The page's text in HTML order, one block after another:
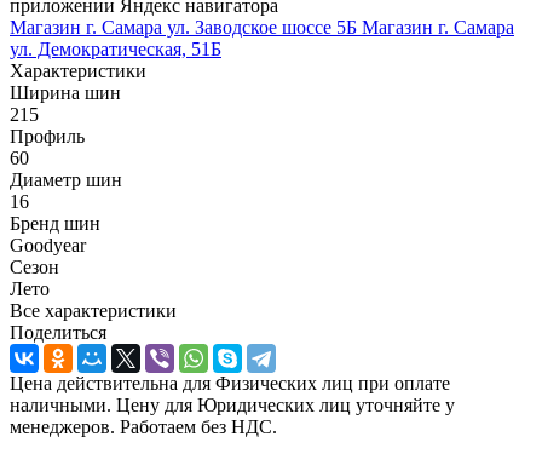
приложении Яндекс навигатора
Магазин г. Самара ул. Заводское шоссе 5Б Магазин г. Самара
ул. Демократическая, 51Б
Характеристики
Ширина шин
215
Профиль
60
Диаметр шин
16
Бренд шин
Goodyear
Сезон
Лето
Все характеристики
Поделиться
Цена действительна для Физических лиц при оплате
наличными. Цену для Юридических лиц уточняйте у
менеджеров. Работаем без НДС.